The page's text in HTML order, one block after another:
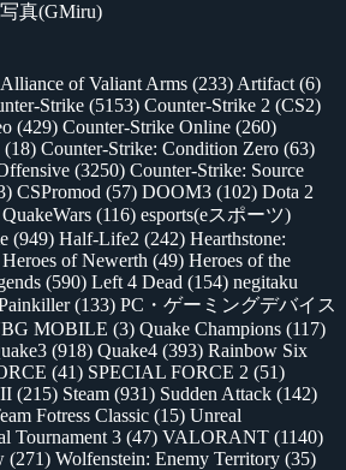
真(GMiru)
Alliance of Valiant Arms (233) Artifact (6)
Strike (5153) Counter-Strike 2 (CS2)
(429) Counter-Strike Online (260)
(18) Counter-Strike: Condition Zero (63)
(3250) Counter-Strike: Source
CSPromod (57) DOOM3 (102) Dota 2
(116) esports(eスポーツ)
(949) Half-Life2 (242) Hearthstone:
Heroes of Newerth (49) Heroes of the
(590) Left 4 Dead (154) negitaku
(133) PC・ゲーミングデバイス
MOBILE (3) Quake Champions (117)
(918) Quake4 (393) Rainbow Six
(41) SPECIAL FORCE 2 (51)
(215) Steam (931) Sudden Attack (142)
Fotress Classic (15) Unreal
Tournament 3 (47) VALORANT (1140)
(271) Wolfenstein: Enemy Territory (35)